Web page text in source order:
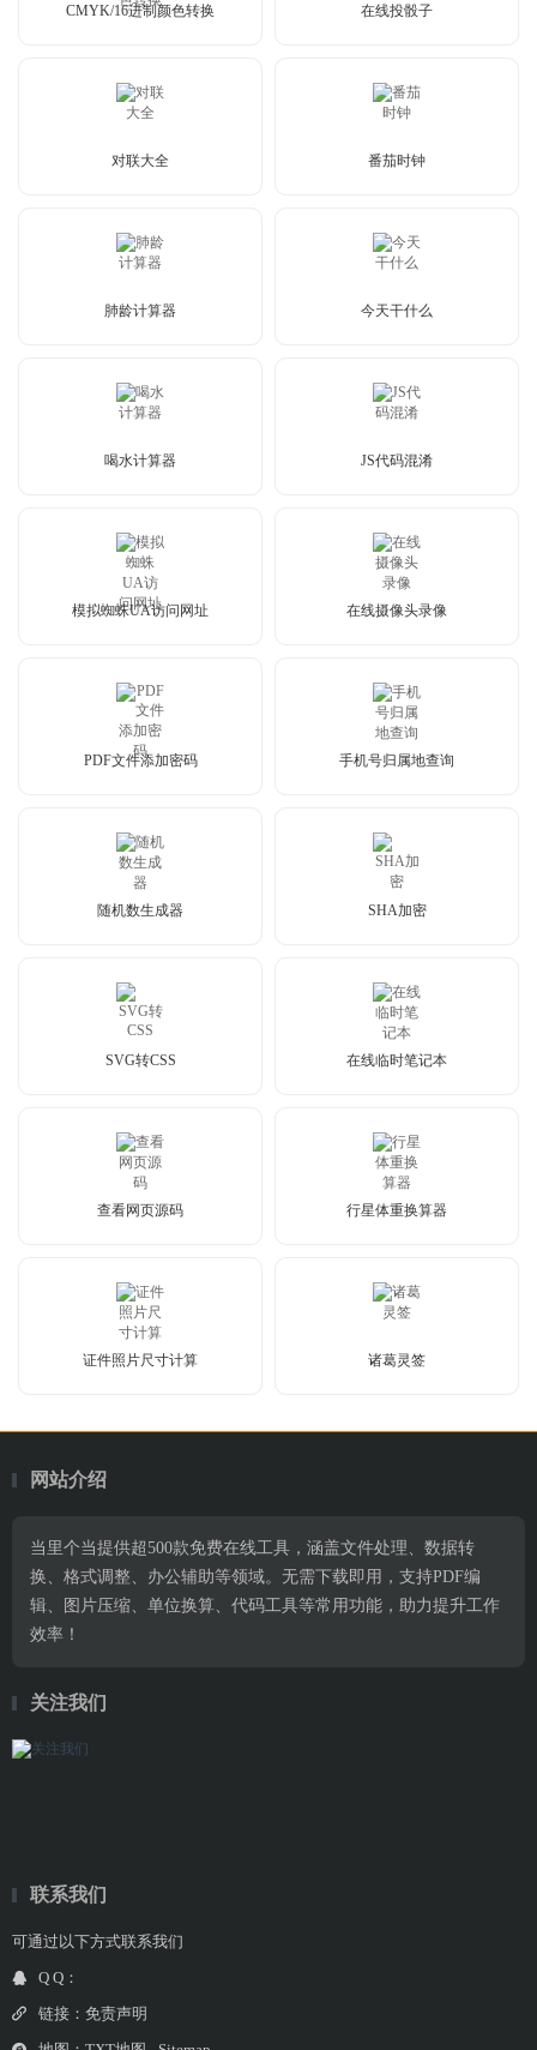
CMYK/16进制颜色转换 在线投骰子
对联大全 番茄时钟
肺龄计算器 今天干什么
喝水计算器 JS代码混淆
模拟蜘蛛UA访问网址 在线摄像头录像
PDF文件添加密码 手机号归属地查询
随机数生成器 SHA加密
SVG转CSS 在线临时笔记本
查看网页源码 行星体重换算器
证件照片尺寸计算 诸葛灵签
网站介绍
当里个当提供超500款免费在线工具，涵盖文件处理、数据转
换、格式调整、办公辅助等领域。无需下载即用，支持PDF编
辑、图片压缩、单位换算、代码工具等常用功能，助力提升工作
效率！
关注我们
联系我们
可通过以下方式联系我们
Q Q：
链接： 免责声明